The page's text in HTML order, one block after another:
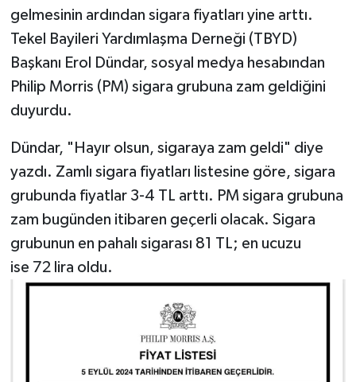
gelmesinin ardından sigara fiyatları yine arttı.
Tekel Bayileri Yardımlaşma Derneği (TBYD)
Başkanı Erol Dündar, sosyal medya hesabından
Philip Morris (PM) sigara grubuna zam geldiğini
duyurdu.
Dündar, "Hayır olsun, sigaraya zam geldi" diye
yazdı. Zamlı sigara fiyatları listesine göre, sigara
grubunda fiyatlar 3-4 TL arttı. PM sigara grubuna
zam bugünden itibaren geçerli olacak. Sigara
grubunun en pahalı sigarası 81 TL; en ucuzu
ise 72 lira oldu.